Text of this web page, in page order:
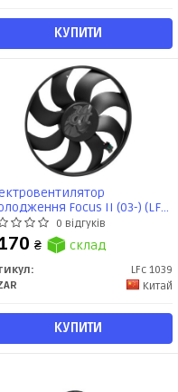
КУПИТИ
Focus II (03-) (LFc
Luzar 0 відгуків
₴ склад
LFc 1039
Китай
КУПИТИ